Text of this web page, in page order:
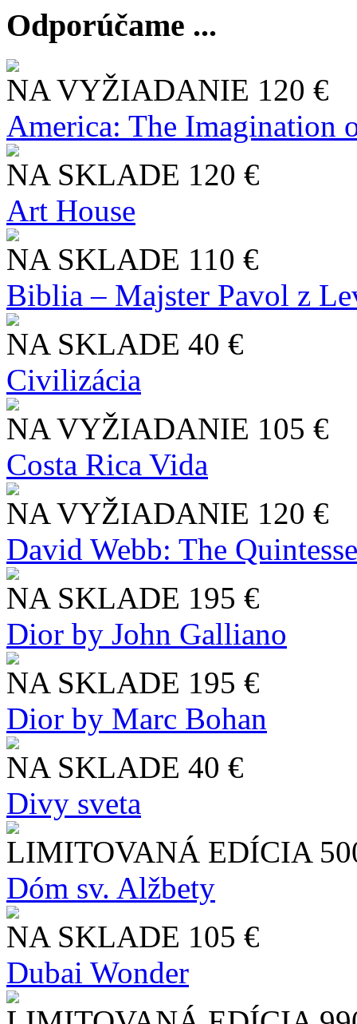
Odporúčame ...
NA VYŽIADANIE 120 €
America: The Imagination
NA SKLADE 120 €
Art House
NA SKLADE 110 €
Biblia – Majster Pavol z
NA SKLADE 40 €
Civilizácia
NA VYŽIADANIE 105 €
Costa Rica Vida
NA VYŽIADANIE 120 €
David Webb: The
NA SKLADE 195 €
Dior by John Galliano
NA SKLADE 195 €
Dior by Marc Bohan
NA SKLADE 40 €
Divy sveta
LIMITOVANÁ EDÍCIA
Dóm sv. Alžbety
NA SKLADE 105 €
Dubai Wonder